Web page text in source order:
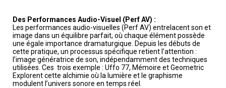
Des Performances Audio-Visuel (Perf AV) :
Les performances audio-visuelles (Perf AV) entrelacent son et
image dans un équilibre parfait, où chaque élément possède
une égale importance dramaturgique. Depuis les débuts de
cette pratique, un processus spécifique retient l’attention :
l’image génératrice de son, indépendamment des techniques
utilisées. Ces trois exemple : Uffo 77, Mémoire et Geometric
Explorent cette alchimie où la lumière et le graphisme
modulent l’univers sonore en temps réel.